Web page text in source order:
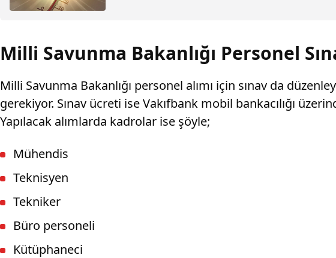
Milli Savunma Bakanlığı Personel
Milli Savunma Bakanlığı personel alımı için sınav da
gerekiyor. Sınav ücreti ise Vakıfbank mobil bankacılığı
Yapılacak alımlarda kadrolar ise şöyle;
Mühendis
Teknisyen
Tekniker
Büro personeli
Kütüphaneci